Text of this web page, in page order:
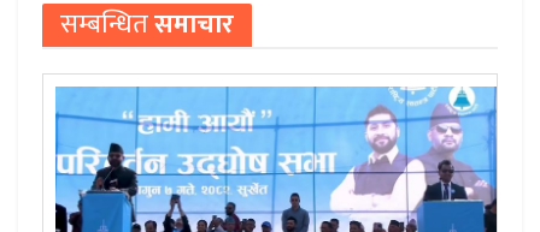
सम्बन्धितसमाचार